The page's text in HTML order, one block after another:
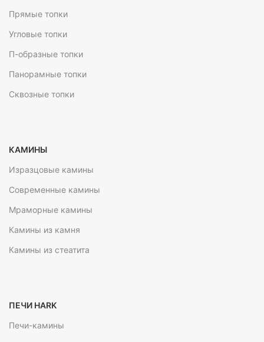
Прямые топки
Угловые топки
П-образные топки
Панорамные топки
Сквозные топки
КАМИНЫ
Изразцовые камины
Современные камины
Мраморные камины
Камины из камня
Камины из стеатита
ПЕЧИ HARK
Печи-камины